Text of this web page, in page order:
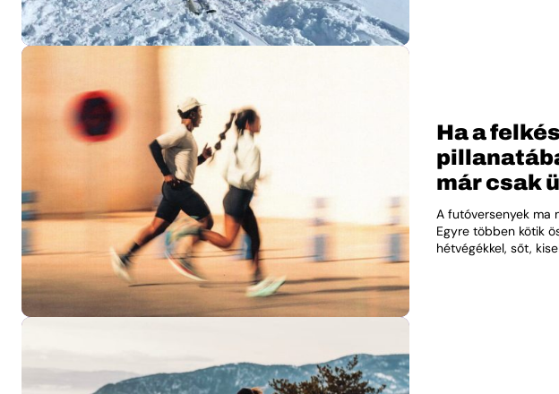
Ha a
már csak
A futóversenyek ma
Egyre többen kötik
hétvégékkel, sőt,